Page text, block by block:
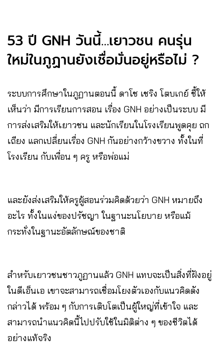
53 ปี GNH วันนี้…เยาวชน คนรุ่น
ใหม่ในภูฏานยังเชื่อมั่นอยู่หรือไม่ ?
ระบบการศึกษาในภูฏานตอนนี้ ดาโช เชริง โตบเกย์ ชี้ให้
เห็นว่า มีการเรียนการสอน เรื่อง GNH อย่างเป็นระบบ มี
การส่งเสริมให้เยาวชน และนักเรียนในโรงเรียนพูดคุย ถก
เถียง แลกเปลี่ยนเรื่อง GNH กันอย่างกว้างขวาง ทั้งในที่
โรงเรียน กับเพื่อน ๆ ครู หรือพ่อแม่
และยังส่งเสริมให้ครูผู้สอนร่วมคิดด้วยว่า GNH หมายถึง
อะไร ทั้งในแง่ของปรัชญา ในฐานะนโยบาย หรือแม้
กระทั่งในฐานะอัตลักษณ์ของชาติ
สำหรับเยาวชนชาวภูฏานแล้ว GNH แทบจะเป็นสิ่งที่ฝังอยู่
ในดีเอ็นเอ เขาจะสามารถเชื่อมโยงตัวเองกับแนวคิดดัง
กล่าวได้ พร้อม ๆ กับการเติบโตเป็นผู้ใหญ่ที่เข้าใจ และ
สามารถนำแนวคิดนี้ไปปรับใช้ในมิติต่าง ๆ ของชีวิตได้
อย่างแท้จริง